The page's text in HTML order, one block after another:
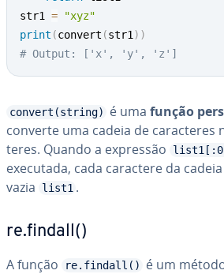
str1 =
"xyz"
print (convert (str1 ) )
# Output: ['x', 'y', 'z']
convert(string) é uma função
converte uma cadeia de ca­rac­te­res
te­res. Quando a expressão
executada, cada caractere da
vazia
list1 .
re.findall()
A função re.findall()
é um